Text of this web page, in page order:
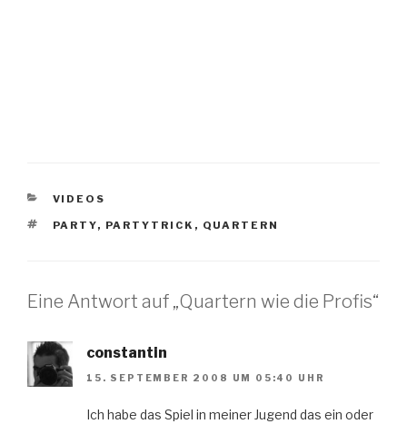
KATEGORIEN
VIDEOS
SCHLAGWÖRTER
PARTY, PARTYTRICK , QUARTERN
Eine Antwort auf „Quartern wie die Profis“
constantin
15. SEPTEMBER 2008 UM 05:40 UHR
Ich habe das Spiel in meiner Jugend das ein oder